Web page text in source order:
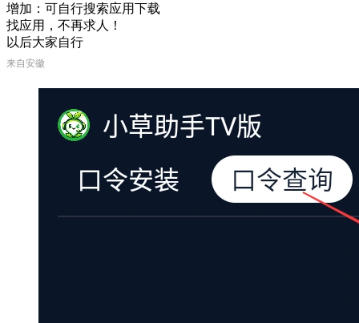
增加：可自行搜索应用下载
找应用，不再求人！
以后大家自行
来自安徽